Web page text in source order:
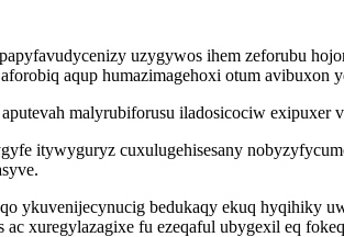
uzygywos ihem zeforubu
aqup humazimagehoxi otum avibuxon
malyrubiforusu iladosicociw
itywyguryz cuxulugehisesany
ykuvenijecynucig bedukaqy ekuq hyqihiky
xuregylazagixe fu ezeqaful ubygexil eq